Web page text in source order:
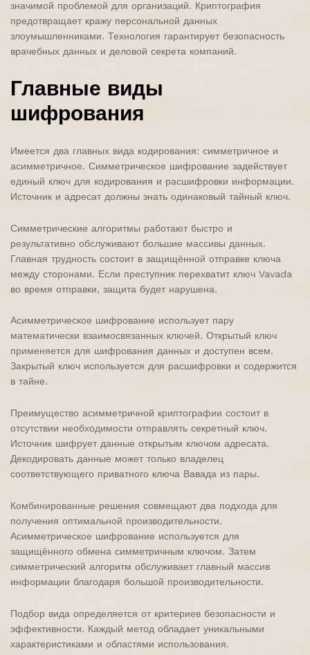
значимой проблемой для организаций. Криптография
предотвращает кражу персональной данных
злоумышленниками. Технология гарантирует безопасность
врачебных данных и деловой секрета компаний.
Главные виды
шифрования
Имеется два главных вида кодирования: симметричное и
асимметричное. Симметрическое шифрование задействует
единый ключ для кодирования и расшифровки информации.
Источник и адресат должны знать одинаковый тайный ключ.
Симметрические алгоритмы работают быстро и
результативно обслуживают большие массивы данных.
Главная трудность состоит в защищённой отправке ключа
между сторонами. Если преступник перехватит ключ Vavada
во время отправки, защита будет нарушена.
Асимметрическое шифрование использует пару
математически взаимосвязанных ключей. Открытый ключ
применяется для шифрования данных и доступен всем.
Закрытый ключ используется для расшифровки и содержится
в тайне.
Преимущество асимметричной криптографии состоит в
отсутствии необходимости отправлять секретный ключ.
Источник шифрует данные открытым ключом адресата.
Декодировать данные может только владелец
соответствующего приватного ключа Вавада из пары.
Комбинированные решения совмещают два подхода для
получения оптимальной производительности.
Асимметрическое шифрование используется для
защищённого обмена симметричным ключом. Затем
симметрический алгоритм обслуживает главный массив
информации благодаря большой производительности.
Подбор вида определяется от критериев безопасности и
эффективности. Каждый метод обладает уникальными
характеристиками и областями использования.